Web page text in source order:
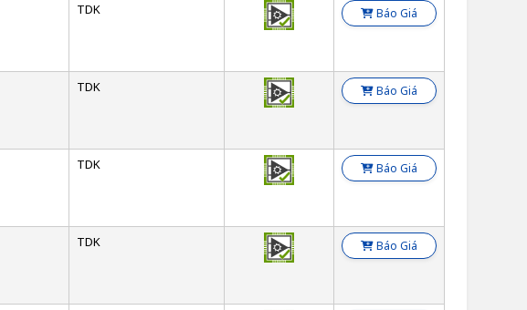
TDK Báo Giá
TDK Báo Giá
TDK Báo Giá
TDK Báo Giá